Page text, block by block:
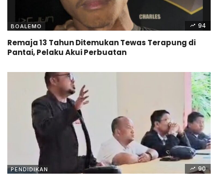
BOALEMO 94
Remaja 13 Tahun Ditemukan Tewas Terapung di
Pantai, Pelaku Akui Perbuatan
PENDIDIKAN 90